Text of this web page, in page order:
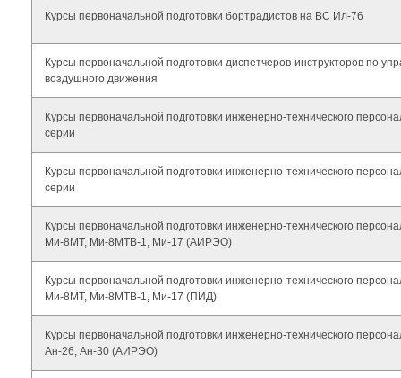
Курсы первоначальной подготовки бортрадистов на ВС Ил-76
Курсы первоначальной подготовки диспетчеров-инструкторов по
воздушного движения
Курсы первоначальной подготовки инженерно-технического
серии
Курсы первоначальной подготовки инженерно-технического
серии
Курсы первоначальной подготовки инженерно-технического
Ми-8МТ, Ми-8МТВ-1, Ми-17 (АИРЭО)
Курсы первоначальной подготовки инженерно-технического
Ми-8МТ, Ми-8МТВ-1, Ми-17 (ПИД)
Курсы первоначальной подготовки инженерно-технического
Ан-26, Ан-30 (АИРЭО)